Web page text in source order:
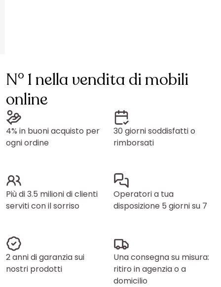
N° 1 nella vendita di mobili
online
4% in buoni acquisto per
ogni ordine
30 giorni soddisfatti o
rimborsati
Più di 3.5 milioni di clienti
serviti con il sorriso
Operatori a tua
disposizione 5 giorni su 7
2 anni di garanzia sui
nostri prodotti
Una consegna su misura:
ritiro in agenzia o a
domicilio